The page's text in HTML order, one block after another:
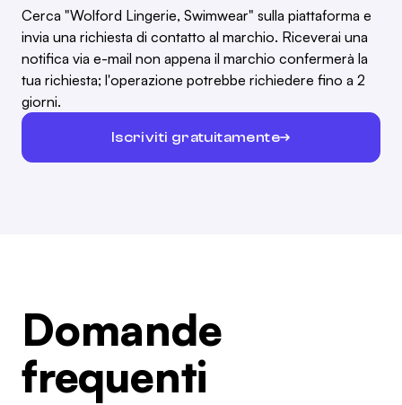
Cerca "Wolford Lingerie, Swimwear" sulla piattaforma e
invia una richiesta di contatto al marchio. Riceverai una
notifica via e-mail non appena il marchio confermerà la
tua richiesta; l'operazione potrebbe richiedere fino a 2
giorni.
Iscriviti gratuitamente
Domande
frequenti